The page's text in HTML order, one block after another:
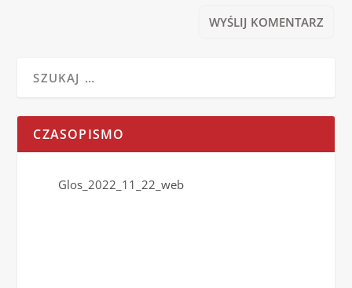
CZASOPISMO
Glos_2022_11_22_web